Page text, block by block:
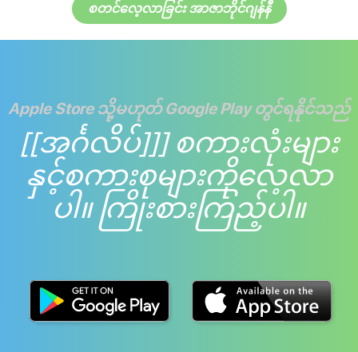
စတင်လေ့လာခြင်း အာဇာဘိုင်ဂျန်နီ
Apple Store သို့မဟုတ် Google Play တွင်ရနိုင်သည်
[[အင်္ဂလိပ်]]] စကားလုံးများ
နှင့်စကားစုများကိုလေ့လာ
ပါ။ ကြိုးစားကြည့်ပါ။